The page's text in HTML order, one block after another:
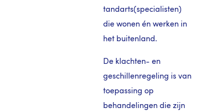
tandarts(specialisten)
die wonen én werken in
het buitenland.
De klachten- en
geschillenregeling is van
toepassing op
behandelingen die zijn